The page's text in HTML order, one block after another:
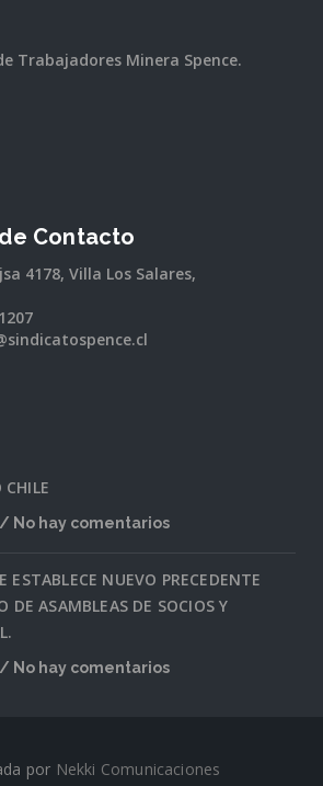
Trabajadores Minera Spence.
Contacto
4178, Villa Los Salares,
No hay comentarios
BANCO
CHILE
ESTABLECE NUEVO PRECEDENTE
DE ASAMBLEAS DE SOCIOS Y
No hay comentarios
NUEVO
por Nekki Comunicaciones